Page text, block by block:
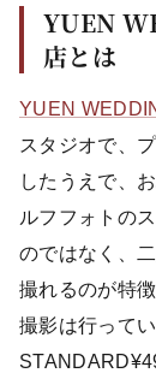
YUEN
店とは
YUEN
スタジオで、
したうえで、
ルフフォトの
のではなく、
撮れるのが特
撮影は行って